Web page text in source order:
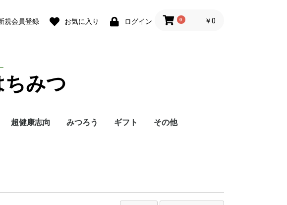
規会員登録 お気に入り ログイン 0 ￥0
ちみつ
超健康志向 みつろう ギフト その他